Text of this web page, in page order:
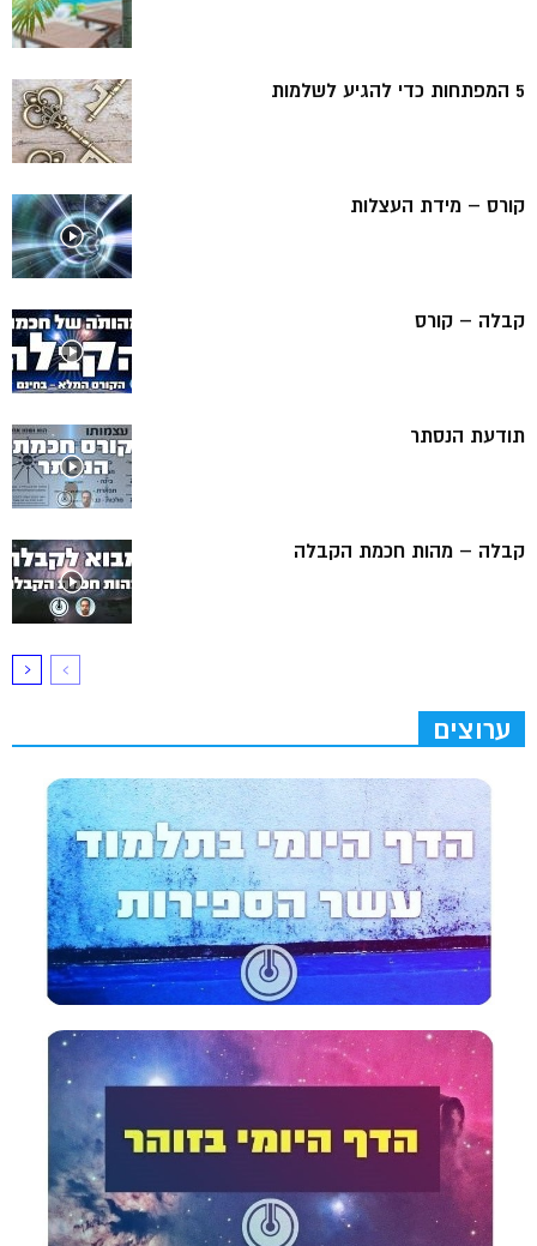
5 המפתחות כדי להגיע לשלמות
קורס – מידת העצלות
קבלה – קורס
תודעת הנסתר
קבלה – מהות חכמת הקבלה
ערוצים